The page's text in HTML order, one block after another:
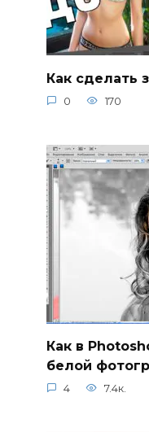
Как сделать
0 170
Как в
белой
4 7.4к.